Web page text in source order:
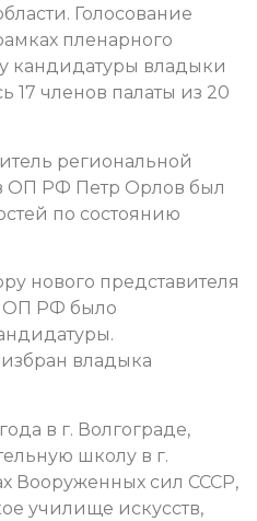
Голосование
пленарного
кандидатуры владыки
17 членов палаты из 20
региональной
ОП РФ Петр Орлов был
по состоянию
нового представителя
ОП РФ было
владыка
в г. Волгограде,
школу в г.
Вооруженных сил СССР,
училище искусств,